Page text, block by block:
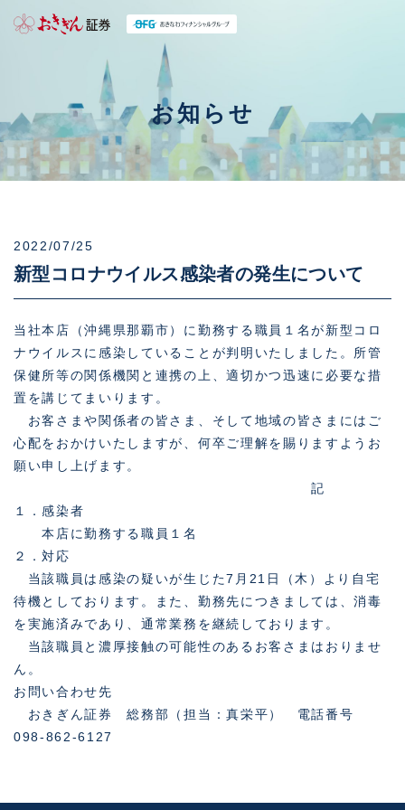
お知らせ
2022/07/25
新型コロナウイルス感染者の発生について
当社本店（沖縄県那覇市）に勤務する職員１名が新型コロ
ナウイルスに感染していることが判明いたしました。所管
保健所等の関係機関と連携の上、適切かつ迅速に必要な措
置を講じてまいります。
お客さまや関係者の皆さま、そして地域の皆さまにはご
心配をおかけいたしますが、何卒ご理解を賜りますようお
願い申し上げます。
記
１．感染者
本店に勤務する職員１名
２．対応
当該職員は感染の疑いが生じた7月21日（木）より自宅
待機としております。また、勤務先につきましては、消毒
を実施済みであり、通常業務を継続しております。
当該職員と濃厚接触の可能性のあるお客さまはおりませ
ん。
お問い合わせ先
おきぎん証券 総務部（担当：真栄平） 電話番号
098-862-6127